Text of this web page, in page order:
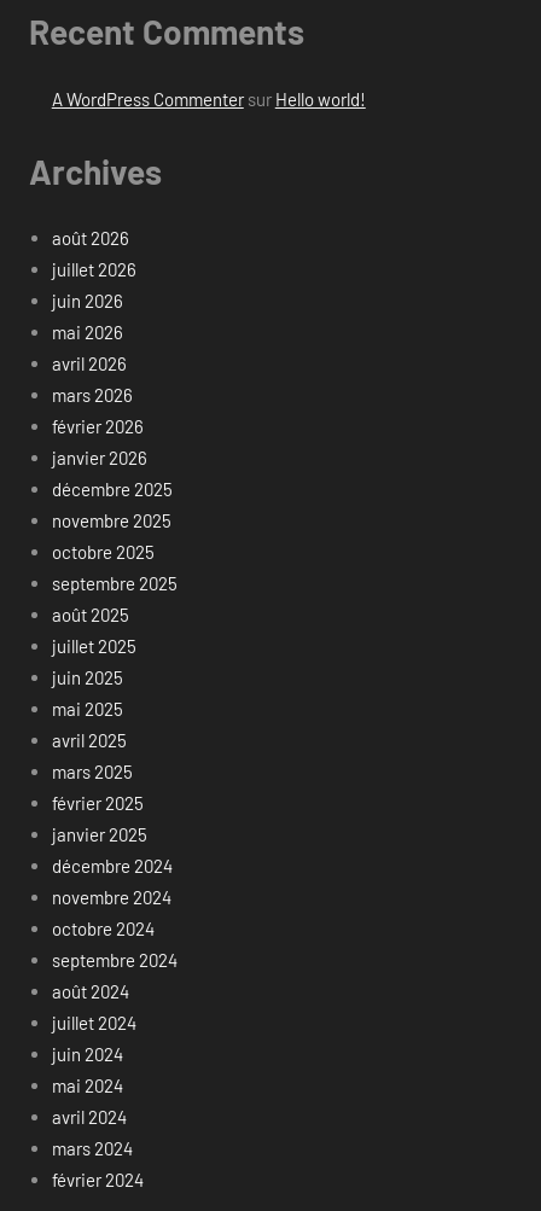
Recent Comments
A WordPress Commentersur Hello world!
Archives
août 2026
juillet 2026
juin 2026
mai 2026
avril 2026
mars 2026
février 2026
janvier 2026
décembre 2025
novembre 2025
octobre 2025
septembre 2025
août 2025
juillet 2025
juin 2025
mai 2025
avril 2025
mars 2025
février 2025
janvier 2025
décembre 2024
novembre 2024
octobre 2024
septembre 2024
août 2024
juillet 2024
juin 2024
mai 2024
avril 2024
mars 2024
février 2024